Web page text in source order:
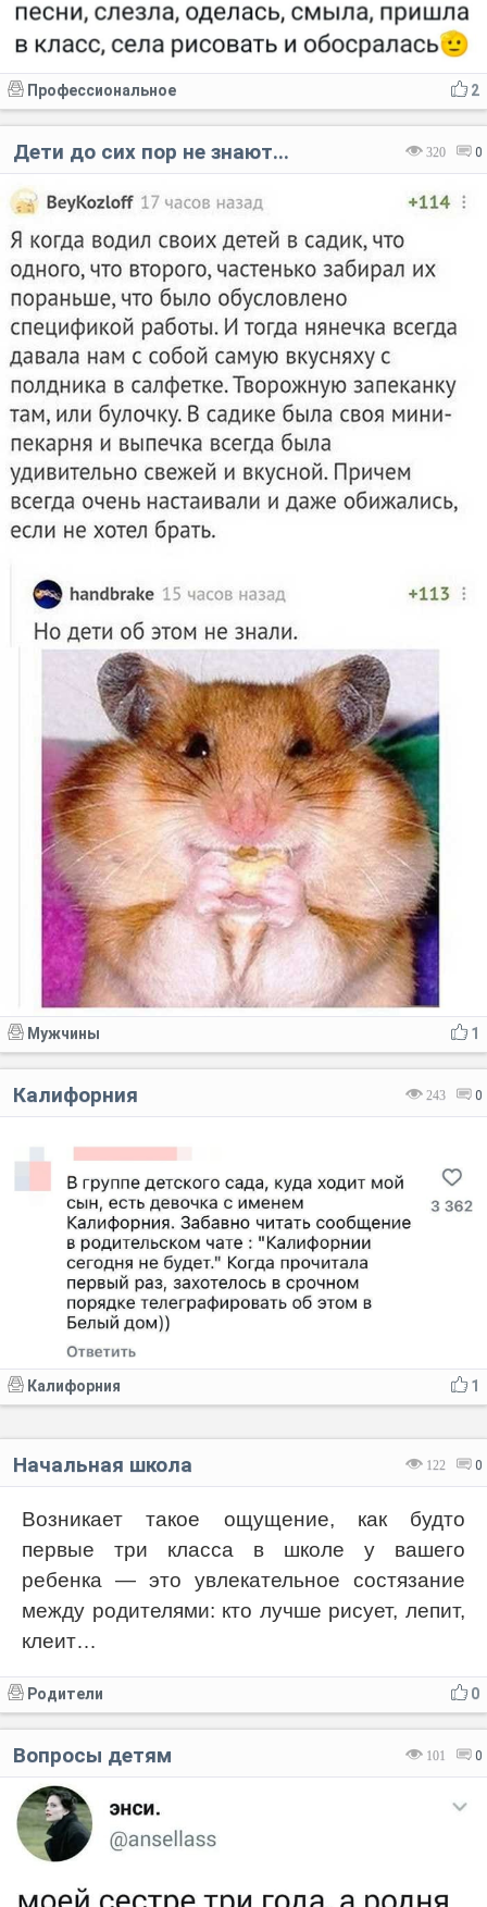
2
Профессиональное
320 0
Дети до сих пор не знают...
1
Мужчины
243 0
Калифорния
1
Калифорния
122 0
Начальная школа
Возникает такое ощущение, как будто
первые три класса в школе у вашего
ребенка — это увлекательное состязание
между родителями: кто лучше рисует, лепит,
клеит…
0
Родители
101 0
Вопросы детям